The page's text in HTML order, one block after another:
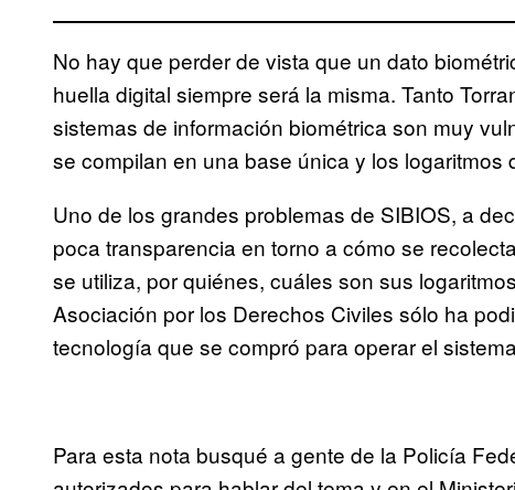
No hay que perder de vista que un dato
huella digital siempre será la misma. Tanto
sistemas de información biométrica son muy
se compilan en una base única y los logaritmos
Uno de los grandes problemas de SIBIOS, a
poca transparencia en torno a cómo se
se utiliza, por quiénes, cuáles son sus
Asociación por los Derechos Civiles sólo ha
tecnología que se compró para operar el
Para esta nota busqué a gente de la Policía